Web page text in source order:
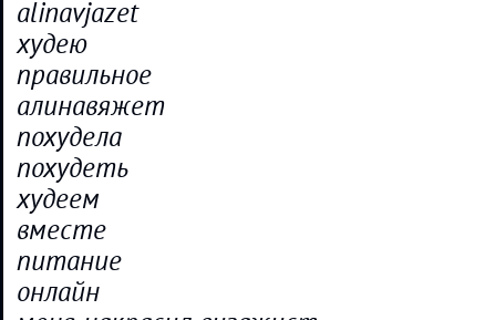
alinavjazet
худею
правильное
алинавяжет
похудела
похудеть
худеем
вместе
питание
онлайн